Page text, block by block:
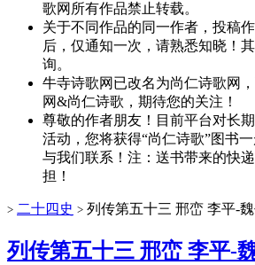
歌网所有作品禁止转载。
关于不同作品的同一作者，投稿
后，仅通知一次，请熟悉知晓！
询。
牛寺诗歌网已改名为尚仁诗歌网
网&尚仁诗歌，期待您的关注！
尊敬的作者朋友！目前平台对长
活动，您将获得“尚仁诗歌”图书
与我们联系！注：送书带来的快
担！
> 二十四史 > 列传第五十三 邢峦 李平-
列传第五十三 邢峦 李平-